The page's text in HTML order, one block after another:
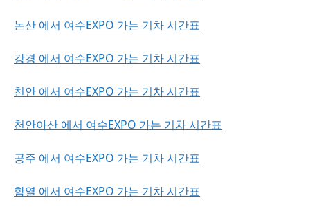
논산 에서 여수EXPO 가는 기차 시간표
강경 에서 여수EXPO 가는 기차 시간표
천안 에서 여수EXPO 가는 기차 시간표
천안아산 에서 여수EXPO 가는 기차 시간표
공주 에서 여수EXPO 가는 기차 시간표
함열 에서 여수EXPO 가는 기차 시간표